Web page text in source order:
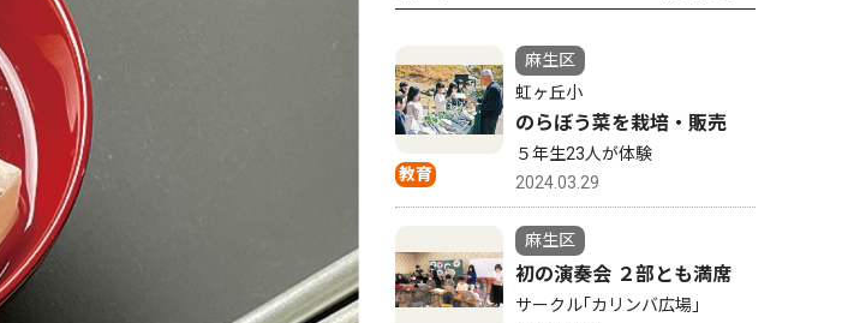
教育
麻生区
虹ヶ丘小
のらぼう菜を栽培・販売
５年生23人が体験
2024.03.29
麻生区
初の演奏会 ２部とも満席
サークル｢カリンバ広場｣